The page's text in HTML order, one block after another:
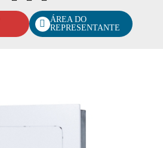
ÁREA DO
REPRESENTANTE